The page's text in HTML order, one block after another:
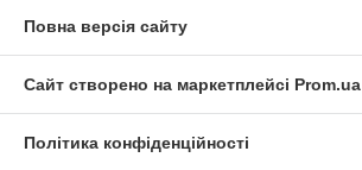
Повна версія сайту
Сайт створено на маркетплейсі Prom.ua
Політика конфіденційності